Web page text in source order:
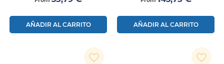
AÑADIR AL CARRITO AÑADIR AL CARRITO
favorite_border favorite_border